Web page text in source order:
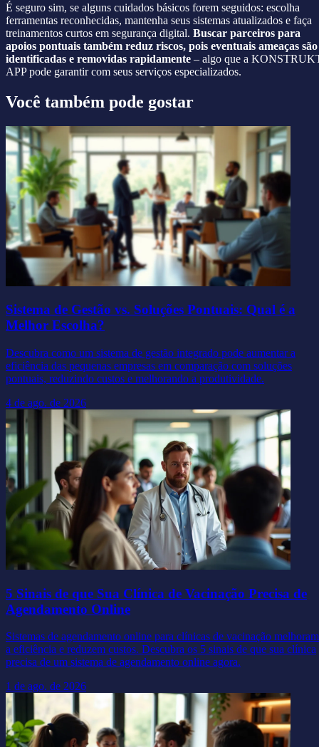
É seguro sim, se alguns cuidados básicos forem seguidos: escolha
ferramentas reconhecidas, mantenha seus sistemas atualizados e faça
treinamentos curtos em segurança digital. Buscar parceiros para
apoios pontuais também reduz riscos, pois eventuais ameaças são
identificadas e removidas rapidamente – algo que a
APP pode garantir com seus serviços especializados.
Você também pode gostar
Sistema de Gestão vs. Soluções Pontuais: Qual é a
Melhor Escolha?
Descubra como um sistema de gestão integrado pode aumentar a
eficiência das pequenas empresas em comparação com soluções
pontuais, reduzindo custos e melhorando a produtividade.
4 de ago. de 2026
5 Sinais de que Sua Clínica de Vacinação Precisa de
Agendamento Online
Sistemas de agendamento online para clínicas de vacinação melhoram
a eficiência e reduzem custos. Descubra os 5 sinais de que sua clínica
precisa de um sistema de agendamento online agora.
1 de ago. de 2026